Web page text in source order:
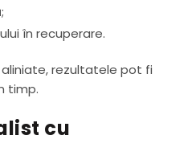
în recuperare.
rezultatele pot fi
timp.
cu